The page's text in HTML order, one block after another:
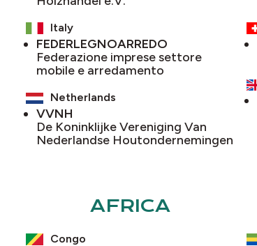
Italy
FEDERLEGNOARREDO
Federazione imprese settore
mobile e arredamento
Netherlands
VVNH
De Koninklijke Vereniging Van
Nederlandse Houtondernemingen
AFRICA
Congo